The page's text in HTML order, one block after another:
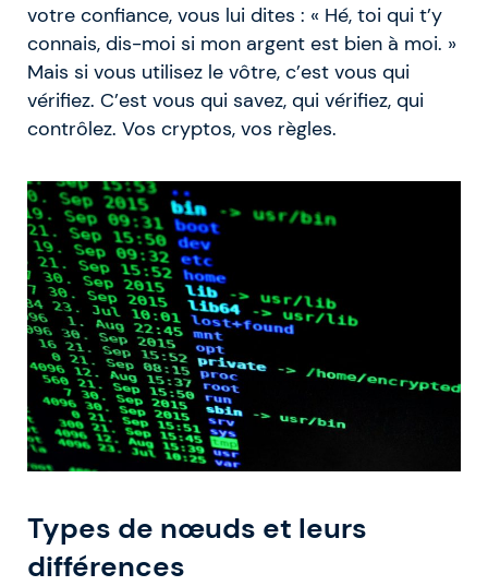
votre confiance, vous lui dites : « Hé, toi qui t’y
connais, dis-moi si mon argent est bien à moi. »
Mais si vous utilisez le vôtre, c’est vous qui
vérifiez. C’est vous qui savez, qui vérifiez, qui
contrôlez. Vos cryptos, vos règles.
Types de nœuds et leurs
différences